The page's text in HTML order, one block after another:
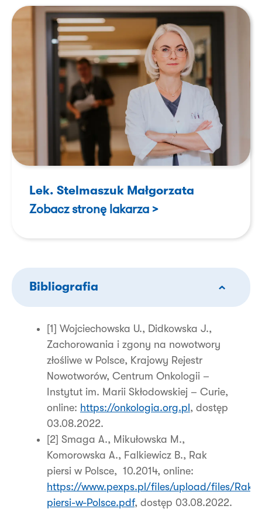
Lek. Stelmaszuk Małgorzata
Zobacz stronę lakarza >
Bibliografia
[1] Wojciechowska U., Didkowska J.,
Zachorowania i zgony na nowotwory
złośliwe w Polsce, Krajowy Rejestr
Nowotworów, Centrum Onkologii –
Instytut im. Marii Skłodowskiej – Curie,
online: https://onkologia.org.pl, dostęp
03.08.2022.
[2] Smaga A., Mikułowska M.,
Komorowska A., Falkiewicz B., Rak
piersi w Polsce, 10.2014, online:
https://www.pexps.pl/files/upload/files/Rak-
piersi-w-Polsce.pdf, dostęp 03.08.2022.